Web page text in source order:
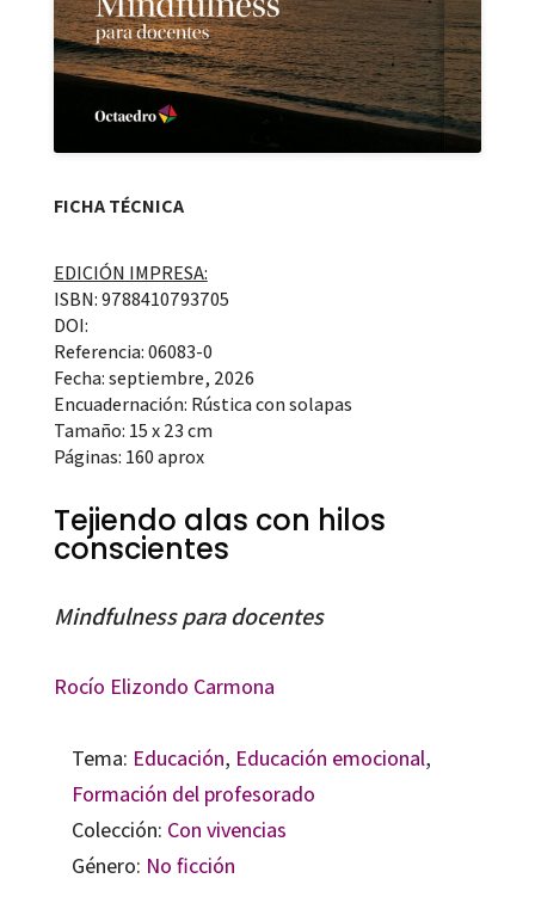
FICHA TÉCNICA
EDICIÓN IMPRESA:
ISBN: 9788410793705
DOI:
Referencia: 06083-0
Fecha: septiembre, 2026
Encuadernación: Rústica con solapas
Tamaño: 15 x 23 cm
Páginas: 160 aprox
Tejiendo alas con hilos
conscientes
Mindfulness para docentes
Rocío Elizondo Carmona
Tema: Educación, Educación emocional,
Formación del profesorado
Colección: Con vivencias
Género: No ficción